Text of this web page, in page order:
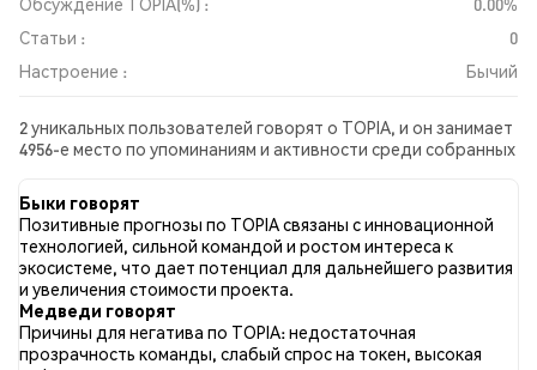
Статьи :
0
Настроение :
Бычий
2 уникальных пользователей говорят о TOPIA, и он занимает
4956-е место по упоминаниям и активности среди собранных
TOPIA во всех социальных сетях было Бычий. Всего было
опубликовано 0 новостных статей о TOPIA. В Twitter 50.00%
твитов имели бычий настрой по сравнению с 0.00% твитов с
медвежьим настроем по TOPIA. 50.00% твитов были
нейтральными по отношению к TOPIA. Эти данные основаны
на 2 твитах.
Быки говорят
Позитивные прогнозы по TOPIA связаны с инновационной
технологией, сильной командой и ростом интереса к
экосистеме, что дает потенциал для дальнейшего развития
и увеличения стоимости проекта.
Медведи говорят
Причины для негатива по TOPIA: недостаточная
прозрачность команды, слабый спрос на токен, высокая